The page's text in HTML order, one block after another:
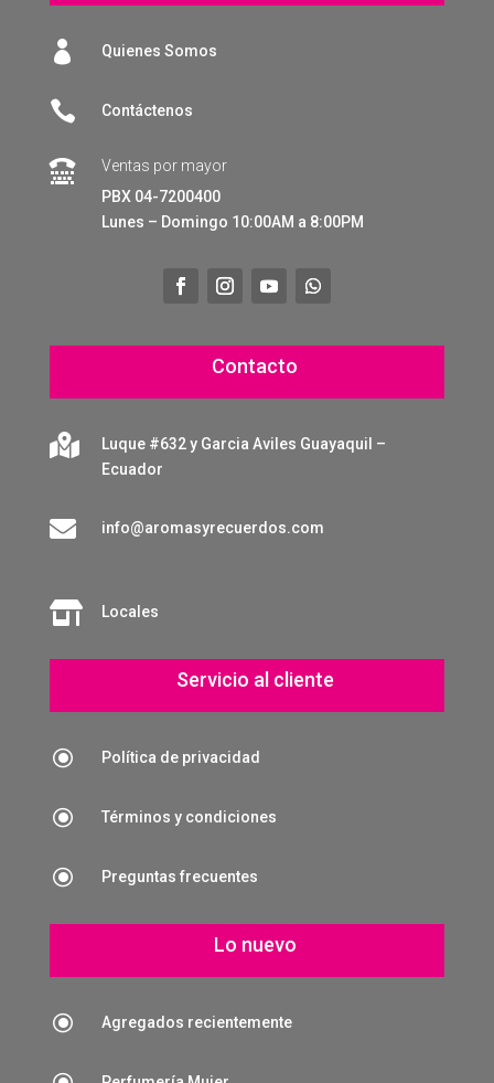
 Quienes Somos
 Contáctenos

Ventas por mayor
PBX 04-7200400
Lunes – Domingo 10:00AM a 8:00PM
Contacto

Luque #632 y Garcia Aviles Guayaquil –
Ecuador
 info@aromasyrecuerdos.com
 Locales
Servicio al cliente
\ Política de privacidad
\ Términos y condiciones
\ Preguntas frecuentes
Lo nuevo
\ Agregados recientemente